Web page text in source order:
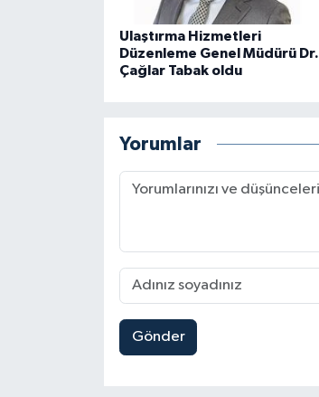
Ulaştırma Hizmetleri
Düzenleme Genel Müdürü Dr.
Çağlar Tabak oldu
Yorumlar
Gönder